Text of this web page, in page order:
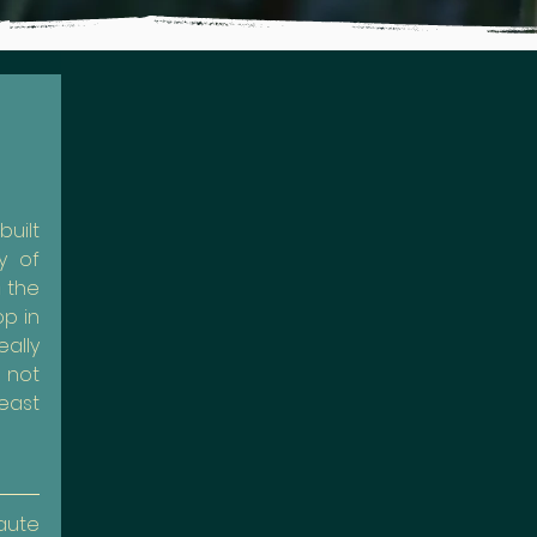
of
the
in
not